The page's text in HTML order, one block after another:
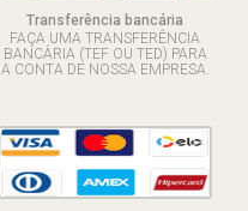
Transferência bancária
FAÇA UMA TRANSFERÊNCIA
BANCÁRIA (TEF OU TED) PARA
A CONTA DE NOSSA EMPRESA.